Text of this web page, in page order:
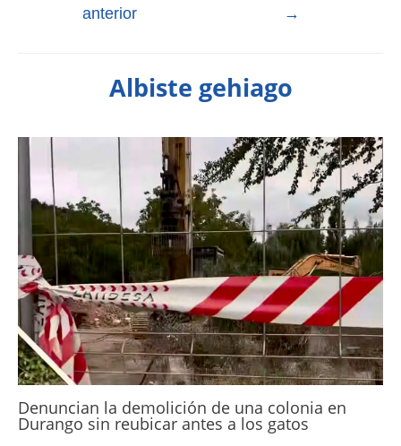
anterior
→
Albiste gehiago
Denuncian la demolición de una colonia en
Durango sin reubicar antes a los gatos